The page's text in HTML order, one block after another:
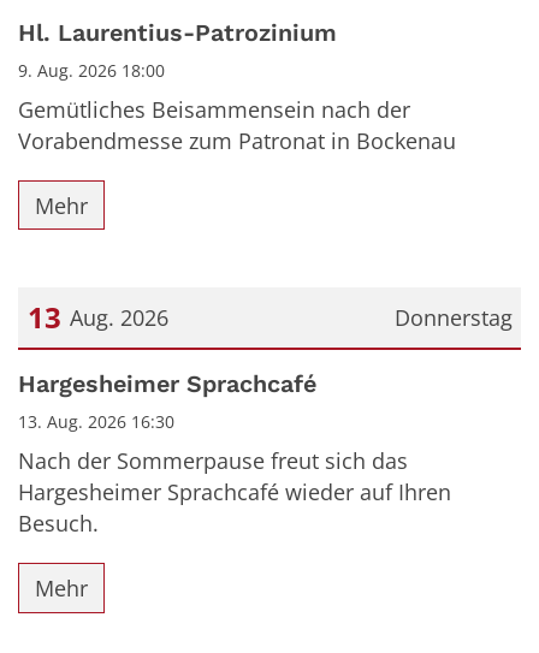
Datum: 9. August 2026
Hl. Laurentius-Patrozinium
9. Aug. 2026 18:00
Gemütliches Beisammensein nach der
Vorabendmesse zum Patronat in Bockenau
Mehr
Donnerstag
13 Aug. 2026
Datum: 13. August 2026
Hargesheimer Sprachcafé
13. Aug. 2026 16:30
Nach der Sommerpause freut sich das
Hargesheimer Sprachcafé wieder auf Ihren
Besuch.
Mehr